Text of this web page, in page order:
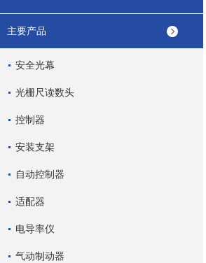
主要产品
安全光幕
光栅尺读数头
控制器
安装支架
自动控制器
适配器
电导率仪
气动制动器